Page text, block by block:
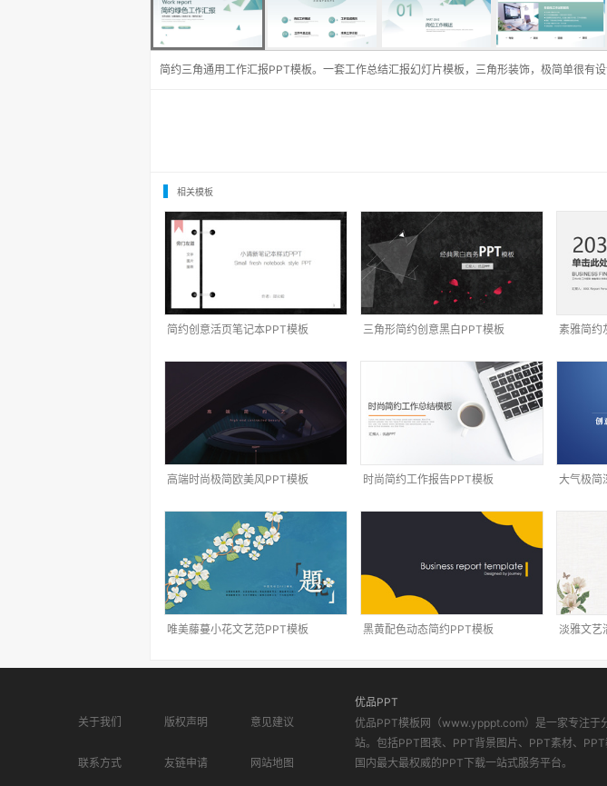
简约三角通用工作汇报PPT模板。一套工作总结汇报幻灯片模板，三角形装饰，极简单很有设
相关模板
简约创意活页笔记本PPT模板 三角形简约创意黑白PPT模板 素雅简约
高端时尚极简欧美风PPT模板 时尚简约工作报告PPT模板 大气极简
唯美藤蔓小花文艺范PPT模板 黑黄配色动态简约PPT模板 淡雅文艺
关于我们 版权声明 意见建议
联系方式 友链申请 网站地图
优品PPT
优品PPT模板网（www.ypppt.com）是一家专注于
站。包括PPT图表、PPT背景图片、PPT素材、
国内最大最权威的PPT下载一站式服务平台。